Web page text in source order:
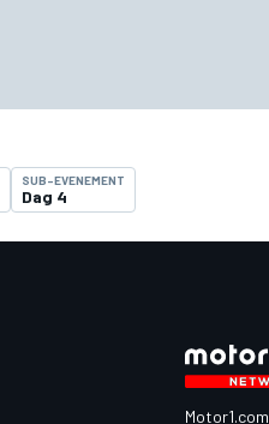
SUB-EVENEMENT
Dag 4
Motor1.com